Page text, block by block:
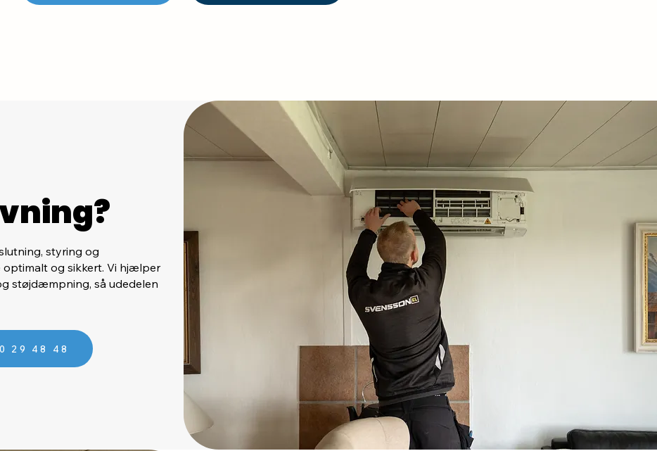
styring og
og sikkert. Vi hjælper
støjdæmpning, så udedelen
29 48 48